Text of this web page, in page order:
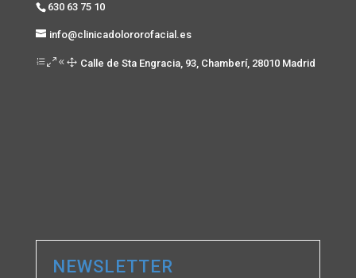
630 63 75 10
info@clinicadolororofacial.es
Calle de Sta Engracia, 93, Chamberí, 28010 Madrid
NEWSLETTER